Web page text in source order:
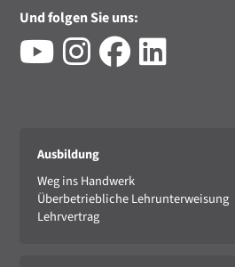
Und folgen Sie uns:
Ausbildung
Weg ins Handwerk
Überbetriebliche Lehrunterweisung
Lehrvertrag